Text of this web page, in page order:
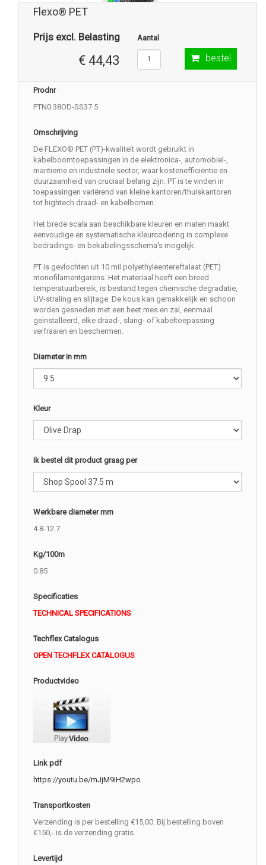
Flexo® PET
Prijs excl. Belasting
€ 44,43
Aantal
bestel
Prodnr
PTN0.38OD-SS37.5
Omschrijving
De FLEXO® PET (PT)-kwaliteit wordt gebruikt in
kabelboomtoepassingen in de elektronica-, automobiel-,
maritieme en industriële sector, waar kostenefficiëntie en
duurzaamheid van cruciaal belang zijn. PT is te vinden in
toepassingen variërend van kleine kantoren/thuiskantoren
tot hightech draad- en kabelbomen.
Het brede scala aan beschikbare kleuren en maten maakt
eenvoudige en systematische kleurcodering in complexe
bedradings- en bekabelingsschema's mogelijk.
PT is gevlochten uit 10 mil polyethyleentereftalaat (PET)
monofilamentgarens. Het materiaal heeft een breed
temperatuurbereik, is bestand tegen chemische degradatie,
UV-straling en slijtage. De kous kan gemakkelijk en schoon
worden gesneden met een heet mes en zal, eenmaal
geïnstalleerd, elke draad-, slang- of kabeltoepassing
verfraaien en beschermen.
Diameter in mm
Kleur
Ik bestel dit product graag per
Werkbare diameter mm
4.8-12.7
Kg/100m
0.85
Specificaties
TECHNICAL SPECIFICATIONS
Techflex Catalogus
OPEN TECHFLEX CATALOGUS
Productvideo
Link pdf
https://youtu.be/mJjM9iH2wpo
Transportkosten
Verzending is per bestelling €15,00. Bij bestelling boven
€150,- is de verzending gratis.
Levertijd